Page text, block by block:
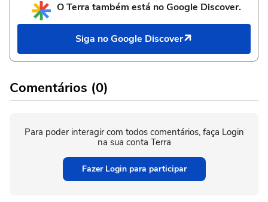
O Terra também está no Google Discover.
Siga no Google Discover
Comentários (0)
Para poder interagir com todos comentários, faça Login
na sua conta Terra
Fazer Login para participar